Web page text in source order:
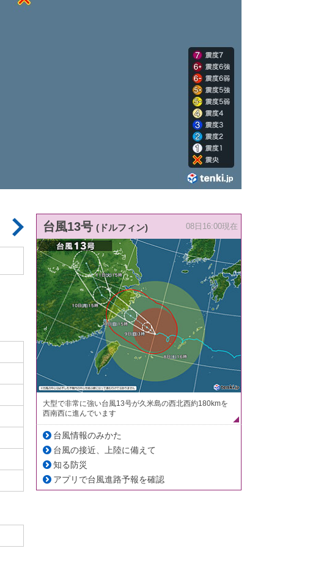
台風13号 (ドルフィン) 08日16:00現在
大型で非常に強い台風13号が久米島の西北西約180kmを
西南西に進んでいます
台風情報のみかた
台風の接近、上陸に備えて
知る防災
アプリで台風進路予報を確認